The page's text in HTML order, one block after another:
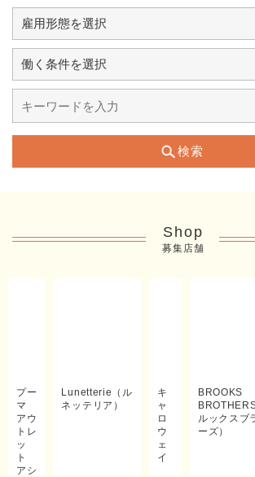
検索
Shop
募集店舗
プー
マ
アウ
トレ
ッ
ト
アシ
Lunetterie（ル
ネッテリア）
キ
ャ
ロ
ウ
ェ
イ
BROOKS
ルックスブ
ーズ）